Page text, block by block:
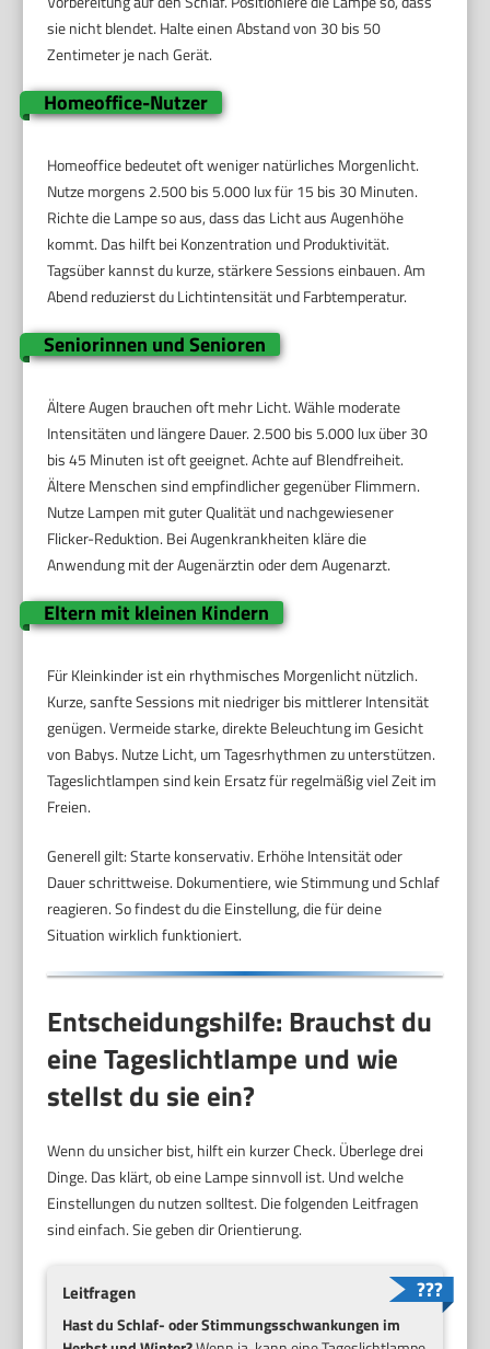
sie nicht blendet. Halte einen Abstand von 30 bis 50
Zentimeter je nach Gerät.
Homeoffice-Nutzer
Homeoffice bedeutet oft weniger natürliches Morgenlicht.
Nutze morgens 2.500 bis 5.000 lux für 15 bis 30 Minuten.
Richte die Lampe so aus, dass das Licht aus Augenhöhe
kommt. Das hilft bei Konzentration und Produktivität.
Tagsüber kannst du kurze, stärkere Sessions einbauen. Am
Abend reduzierst du Lichtintensität und Farbtemperatur.
Seniorinnen und Senioren
Ältere Augen brauchen oft mehr Licht. Wähle moderate
Intensitäten und längere Dauer. 2.500 bis 5.000 lux über 30
bis 45 Minuten ist oft geeignet. Achte auf Blendfreiheit.
Ältere Menschen sind empfindlicher gegenüber Flimmern.
Nutze Lampen mit guter Qualität und nachgewiesener
Flicker-Reduktion. Bei Augenkrankheiten kläre die
Anwendung mit der Augenärztin oder dem Augenarzt.
Eltern mit kleinen Kindern
Für Kleinkinder ist ein rhythmisches Morgenlicht nützlich.
Kurze, sanfte Sessions mit niedriger bis mittlerer Intensität
genügen. Vermeide starke, direkte Beleuchtung im Gesicht
von Babys. Nutze Licht, um Tagesrhythmen zu unterstützen.
Tageslichtlampen sind kein Ersatz für regelmäßig viel Zeit im
Freien.
Generell gilt: Starte konservativ. Erhöhe Intensität oder
Dauer schrittweise. Dokumentiere, wie Stimmung und Schlaf
reagieren. So findest du die Einstellung, die für deine
Situation wirklich funktioniert.
Entscheidungshilfe: Brauchst du
eine Tageslichtlampe und wie
stellst du sie ein?
Wenn du unsicher bist, hilft ein kurzer Check. Überlege drei
Dinge. Das klärt, ob eine Lampe sinnvoll ist. Und welche
Einstellungen du nutzen solltest. Die folgenden Leitfragen
sind einfach. Sie geben dir Orientierung.
Leitfragen
Hast du Schlaf- oder Stimmungsschwankungen im